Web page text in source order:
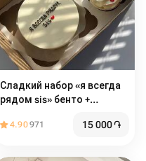
Сладкий набор «я всегда
рядом sis» бенто +
4.90971 15 000֏